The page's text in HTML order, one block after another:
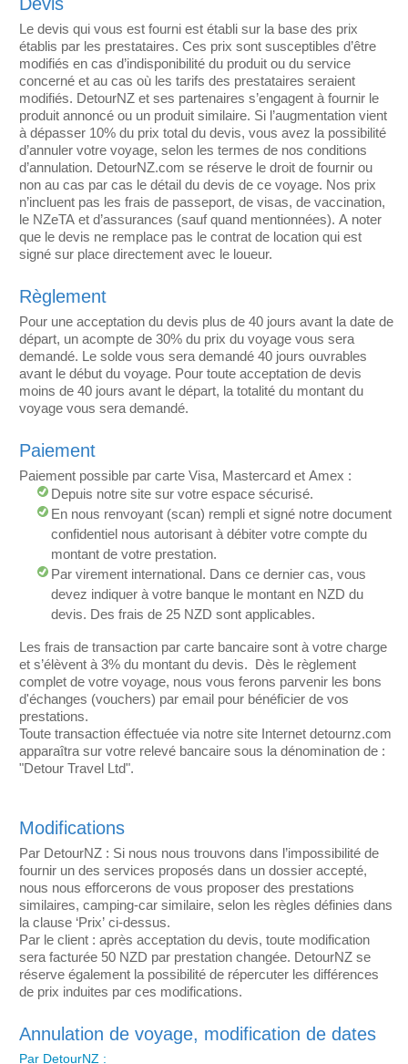
Le devis qui vous est fourni est établi sur la base des prix
établis par les prestataires. Ces prix sont susceptibles d’être
modifiés en cas d’indisponibilité du produit ou du service
concerné et au cas où les tarifs des prestataires seraient
modifiés. DetourNZ et ses partenaires s’engagent à fournir le
produit annoncé ou un produit similaire. Si l’augmentation vient
à dépasser 10% du prix total du devis, vous avez la possibilité
d’annuler votre voyage, selon les termes de nos conditions
d’annulation. DetourNZ.com se réserve le droit de fournir ou
non au cas par cas le détail du devis de ce voyage. Nos prix
n’incluent pas les frais de passeport, de visas, de vaccination,
le NZeTA et d’assurances (sauf quand mentionnées). A noter
que le devis ne remplace pas le contrat de location qui est
signé sur place directement avec le loueur.
Règlement
Pour une acceptation du devis plus de 40 jours avant la date de
départ, un acompte de 30% du prix du voyage vous sera
demandé. Le solde vous sera demandé 40 jours ouvrables
avant le début du voyage. Pour toute acceptation de devis
moins de 40 jours avant le départ, la totalité du montant du
voyage vous sera demandé.
Paiement
Paiement possible par carte Visa, Mastercard et Amex :
Depuis notre site sur votre espace sécurisé.
En nous renvoyant (scan) rempli et signé notre document
confidentiel nous autorisant à débiter votre compte du
montant de votre prestation.
Par virement international. Dans ce dernier cas, vous
devez indiquer à votre banque le montant en NZD du
devis. Des frais de 25 NZD sont applicables.
Les frais de transaction par carte bancaire sont à votre charge
et s’élèvent à 3% du montant du devis. Dès le règlement
complet de votre voyage, nous vous ferons parvenir les bons
d'échanges (vouchers) par email pour bénéficier de vos
prestations.
Toute transaction éffectuée via notre site Internet detournz.com
apparaîtra sur votre relevé bancaire sous la dénomination de :
"Detour Travel Ltd".
Modifications
Par DetourNZ : Si nous nous trouvons dans l’impossibilité de
fournir un des services proposés dans un dossier accepté,
nous nous efforcerons de vous proposer des prestations
similaires, camping-car similaire, selon les règles définies dans
la clause ‘Prix’ ci-dessus.
Par le client : après acceptation du devis, toute modification
sera facturée 50 NZD par prestation changée. DetourNZ se
réserve également la possibilité de répercuter les différences
de prix induites par ces modifications.
Annulation de voyage, modification de dates
Par DetourNZ :